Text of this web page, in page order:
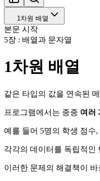
1차원 배열
본문 시작
5장 : 배열과 문자열
1차원 배열
같은 타입의 값을 연속된
프로그램에서는 종종 여러
예를 들어 5명의 학생 점수
각각의 데이터를 독립적인
이러한 문제의 해결책이 바